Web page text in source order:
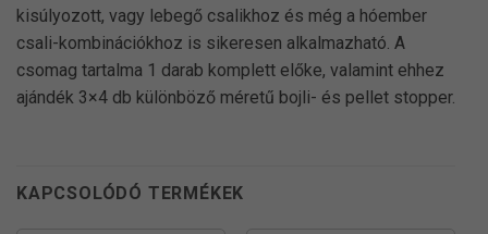
kisúlyozott, vagy lebegő csalikhoz és még a hóember
csali-kombinációkhoz is sikeresen alkalmazható. A
csomag tartalma 1 darab komplett előke, valamint ehhez
ajándék 3×4 db különböző méretű bojli- és pellet stopper.
KAPCSOLÓDÓ TERMÉKEK